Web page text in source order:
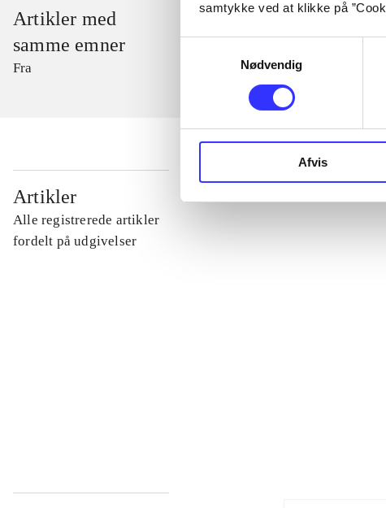
samtykke ved at klikke på
Nødvendig
Afvis
Artikler med
samme emner
Fra
Artikler
Alle registrerede artikler
fordelt på udgivelser
...